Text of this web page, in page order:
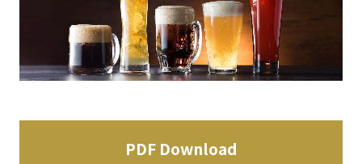
PDF Download